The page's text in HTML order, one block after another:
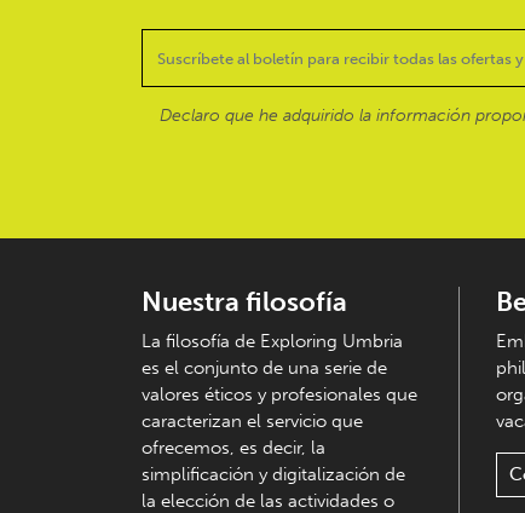
Declaro que he adquirido la información
Nuestra filosofía
La filosofía de Exploring Umbria
es el conjunto de una serie de
valores éticos y profesionales que
caracterizan el servicio que
ofrecemos, es decir, la
simplificación y digitalización de
la elección de las actividades o